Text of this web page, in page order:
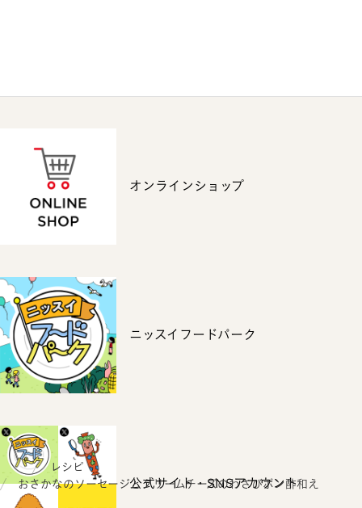
オンラインショップ
ニッスイフードパーク
公式サイト・SNSアカウント
ホーム
レシピ
おさかなのソーセージとクリームチーズのわさびポン酢和え